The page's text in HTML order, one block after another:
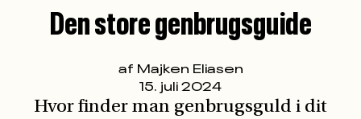
Hvor finder man genbrugsguld i dit